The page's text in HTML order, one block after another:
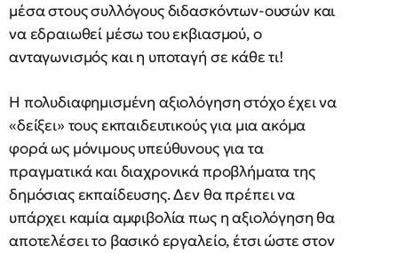
μέσα στους συλλόγους διδασκόντων-ουσών και
να εδραιωθεί μέσω του εκβιασμού, ο
ανταγωνισμός και η υποταγή σε κάθε τι!
Η πολυδιαφημισμένη αξιολόγηση στόχο έχει να
«δείξει» τους εκπαιδευτικούς για μια ακόμα
φορά ως μόνιμους υπεύθυνους για τα
πραγματικά και διαχρονικά προβλήματα της
δημόσιας εκπαίδευσης. Δεν θα πρέπει να
υπάρχει καμία αμφιβολία πως η αξιολόγηση θα
αποτελέσει το βασικό εργαλείο, έτσι ώστε στον